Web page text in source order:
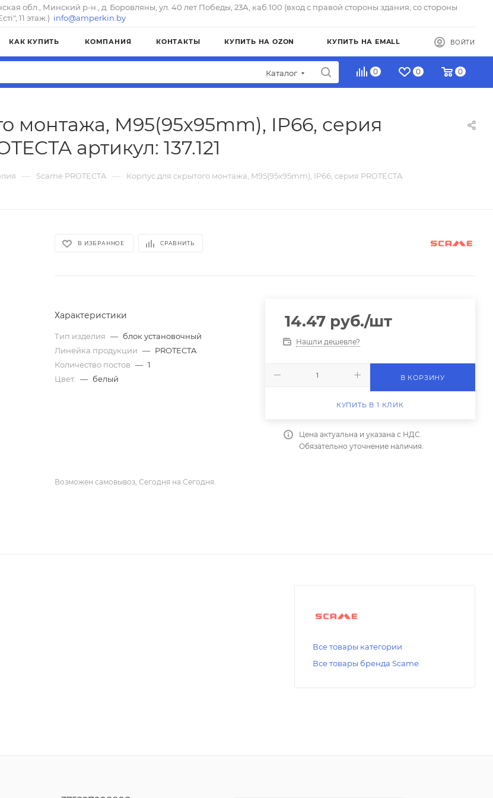
обл., Минский р-н., д. Боровляны, ул. 40 лет Победы, 23А, каб.100 (вход с правой стороны здания, со стороны
11 этаж.) info@amperkin.by
КАК КУПИТЬ КОМПАНИЯ КОНТАКТЫ КУПИТЬ НА OZON КУПИТЬ НА EMALL ВОЙТИ
Каталог 0 0 0
монтажа, M95(95x95mm), IP66, серия
артикул: 137.121
— Scame PROTECTA — Корпус для скрытого монтажа, M95(95x95mm), IP66, серия PROTECTA
В ИЗБРАННОЕ СРАВНИТЬ
Характеристики
Тип изделия — блок установочный
Линейка продукции — PROTECTA
Количество постов — 1
Цвет.
— белый
14.47руб./шт
Нашли дешевле?
В КОРЗИНУ
КУПИТЬ В 1 КЛИК
Цена актуальна и указана с НДС.
Обязательно уточнение наличия.
Возможен самовывоз, Сегодня на Сегодня.
Все товары категории
Все товары бренда Scame